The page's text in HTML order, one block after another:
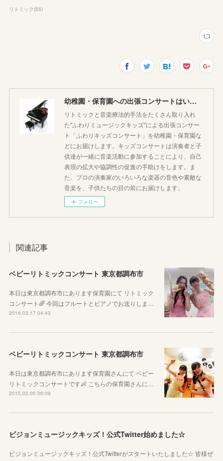
リトミック (55)
幼稚園・保育園への出張コンサートはいかがですか♪
リトミックと音楽療法的手法をたくさん取り入れ
た"ふわりミュージックキッズ"による出張コンサー
ト「ふわりキッズコンサート」を幼稚園・保育園な
どにお届けします。キッズコンサートは演奏者と子
供達が一緒に音楽活動に参加することにより、自己
表現の拡大や協調性の促進の手助けをします。ま
た、プロの演奏家のいろいろな楽器の音色や素敵な
音楽を、子供たちの目の前にお届けします。
フォロー
関連記事
ベビーリトミックコンサート 東京都調布市
本日は東京都調布市にあります保育園にて リトミック
コンサート🌈 今回はフルートとピアノでお送りしま…
2016.03.17 04:43
ベビーリトミックコンサート 東京都調布市
本日は東京都調布市にあります保育園さんにて ベビー
リトミックコンサートです👶 こちらの保育園さんに…
2015.02.05 06:09
ビジョンミュージックキッズ！公式Twitter始めました☆
ビジョンミュージックキッズ！公式Twitterがスタートいたしました☆ 皆様ぜ